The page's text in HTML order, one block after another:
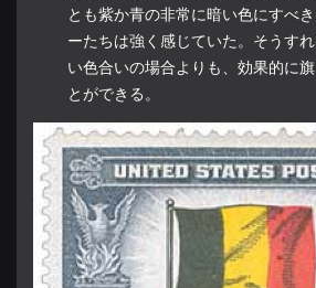
とも紫か青の非常に暗い色にすべ
ーたちは強く感じていた。そうす
い色合いの場合よりも、効果的に
とができる。